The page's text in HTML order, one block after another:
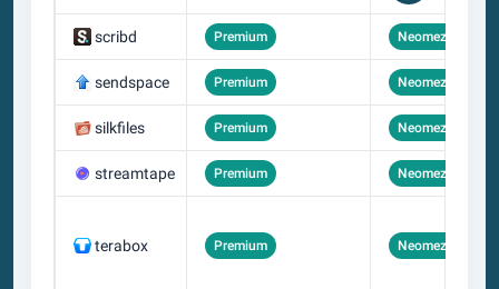
scribd Premium Neomezený
sendspace Premium Neomezený
silkfiles Premium Neomezený
streamtape Premium Neomezený
terabox Premium Neomezený